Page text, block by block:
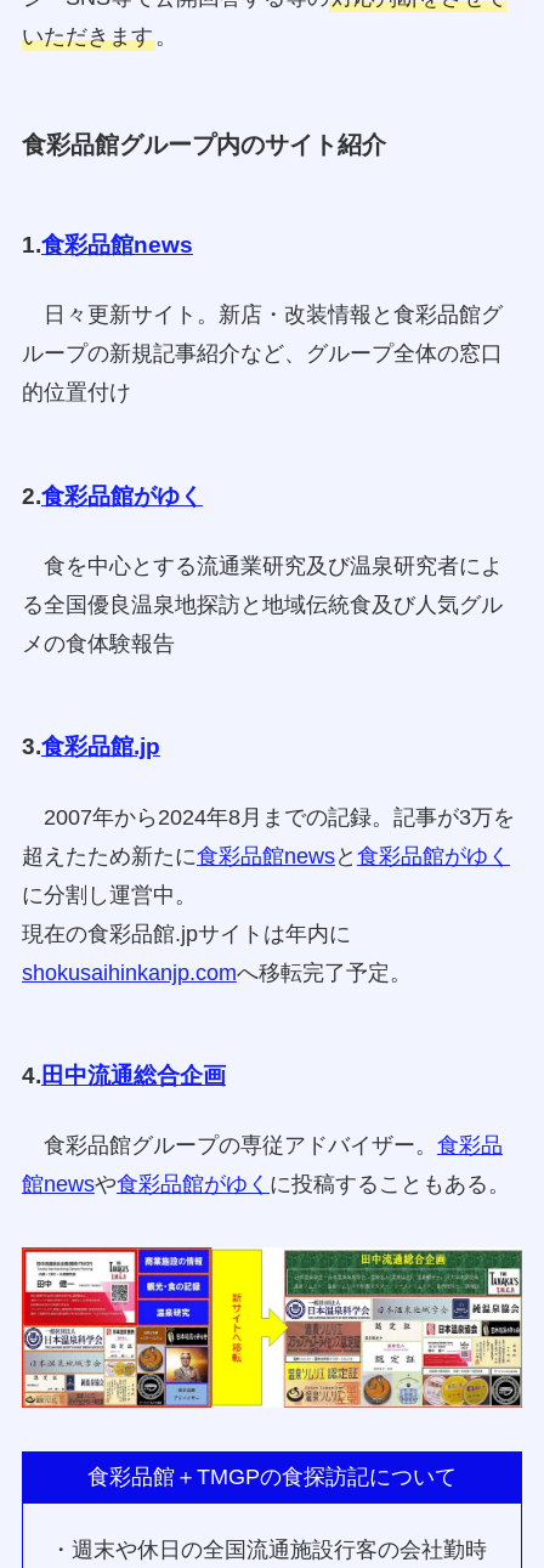
いただきます。
食彩品館グループ内のサイト紹介
1.食彩品館news
日々更新サイト。新店・改装情報と食彩品館グ
ループの新規記事紹介など、グループ全体の窓口
的位置付け
2.食彩品館がゆく
食を中心とする流通業研究及び温泉研究者によ
る全国優良温泉地探訪と地域伝統食及び人気グル
メの食体験報告
3.食彩品館.jp
2007年から2024年8月までの記録。記事が3万を
超えたため新たに食彩品館newsと 食彩品館がゆく
に分割し運営中。
現在の食彩品館.jpサイトは年内に
shokusaihinkanjp.comへ移転完了予定。
4.田中流通総合企画
食彩品館グループの専従アドバイザー。 食彩品
館newsや食彩品館がゆく に投稿することもある。
食彩品館＋TMGPの食探訪記について
・週末や休日の全国流通施設行客の会社勤時